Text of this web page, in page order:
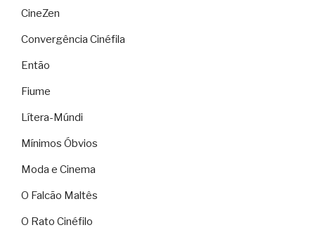
CineZen
Convergência Cinéfila
Então
Fiume
Lítera-Múndi
Mínimos Óbvios
Moda e Cinema
O Falcão Maltês
O Rato Cinéfilo